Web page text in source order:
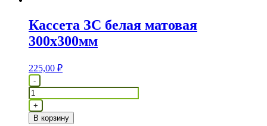
Кассета ЗС белая матовая
300х300мм
225,00 ₽
Количество
товара
Кассета
ЗС
белая
-
+
В корзину